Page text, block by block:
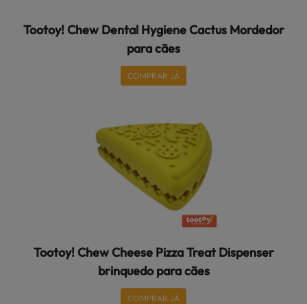
Tootoy! Chew Dental Hygiene Cactus Mordedor
para cães
COMPRAR JÁ
Tootoy! Chew Cheese Pizza Treat Dispenser
brinquedo para cães
COMPRAR JÁ